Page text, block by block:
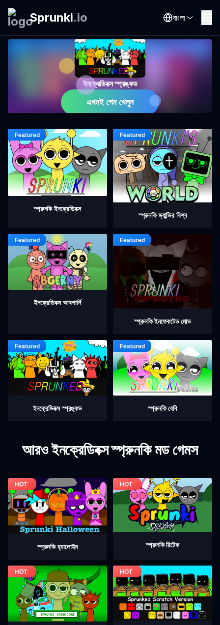
Sprunki.io বাংলা
ইনক্রেডিবক্স স্প্রঙ্কড
এখনই গেম খেলুন
স্প্রুনকি ইনক্রেডিবক্স
স্প্রুনকি ড্যান্ডির বিশ্ব
ইনক্রেডিবক্স আবগার্নি
স্প্রুনকি ইনফেকটেড মোড
ইনক্রেডিবক্স স্প্রঙ্কড স্প্রুনকি বেবি
আরও ইনক্রেডিবক্স স্প্রুনকি মড গেমস
স্প্রুনকি হ্যালোইন স্প্রুনকি রিটেক